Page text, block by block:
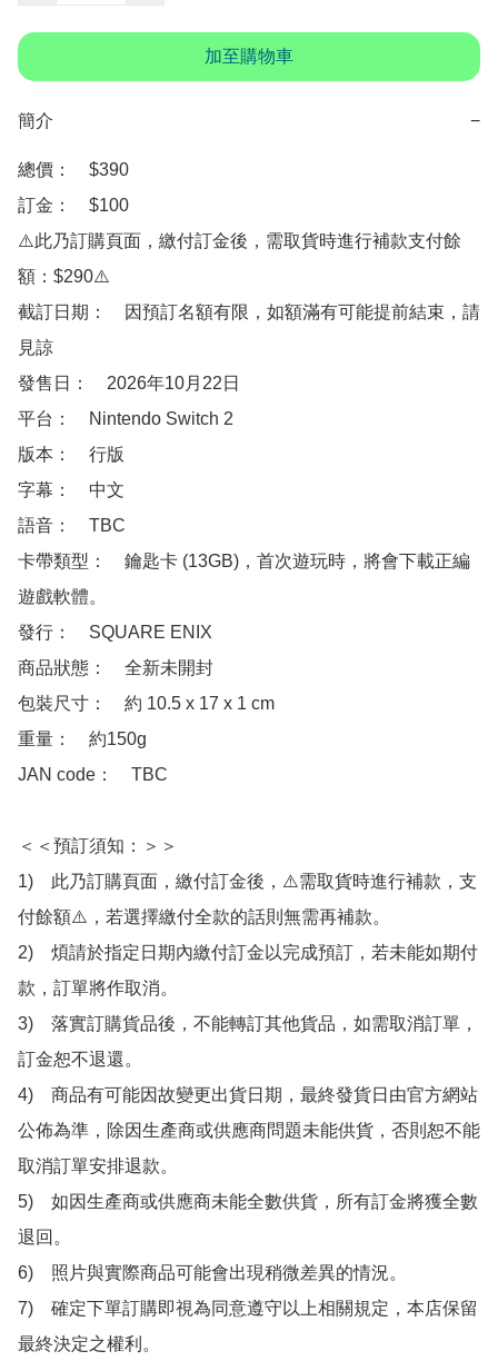
加至購物車
簡介 −
總價：　$390
訂金：　$100
⚠️此乃訂購頁面，繳付訂金後，需取貨時進行補款支付餘
額：$290⚠️
截訂日期：　因預訂名額有限，如額滿有可能提前結束，請
見諒
發售日：　2026年10月22日
平台：　Nintendo Switch 2
版本：　行版
字幕：　中文
語音：　TBC
卡帶類型：　鑰匙卡 (13GB)，首次遊玩時，將會下載正編
遊戲軟體。
發行：　SQUARE ENIX
商品狀態：　全新未開封
包裝尺寸：　約 10.5 x 17 x 1 cm
重量：　約150g
JAN code：　TBC
＜＜預訂須知：＞＞
1)　此乃訂購頁面，繳付訂金後，⚠️需取貨時進行補款，支
付餘額⚠️，若選擇繳付全款的話則無需再補款。
2)　煩請於指定日期內繳付訂金以完成預訂，若未能如期付
款，訂單將作取消。
3)　落實訂購貨品後，不能轉訂其他貨品，如需取消訂單，
訂金恕不退還。
4)　商品有可能因故變更出貨日期，最終發貨日由官方網站
公佈為準，除因生產商或供應商問題未能供貨，否則恕不能
取消訂單安排退款。
5)　如因生產商或供應商未能全數供貨，所有訂金將獲全數
退回。
6)　照片與實際商品可能會出現稍微差異的情況。
7)　確定下單訂購即視為同意遵守以上相關規定，本店保留
最終決定之權利。